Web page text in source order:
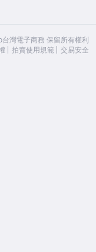
台灣電子商務 保留所有權利
拍賣使用規範 交易安全